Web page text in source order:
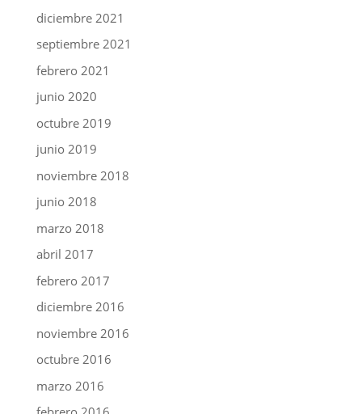
diciembre 2021
septiembre 2021
febrero 2021
junio 2020
octubre 2019
junio 2019
noviembre 2018
junio 2018
marzo 2018
abril 2017
febrero 2017
diciembre 2016
noviembre 2016
octubre 2016
marzo 2016